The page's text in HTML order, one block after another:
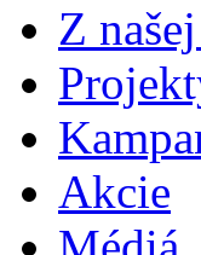
Z
Akcie